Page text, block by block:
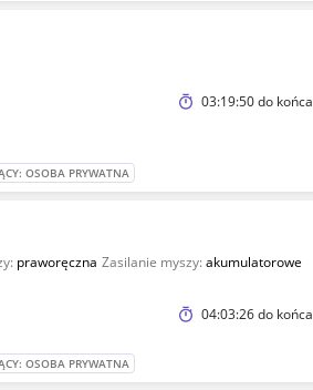
03:19:50do końca
OSOBA PRYWATNA
praworęczna Zasilanie myszy:akumulatorowe
04:03:26do końca
OSOBA PRYWATNA